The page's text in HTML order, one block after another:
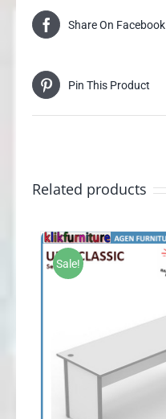
Share On Facebook
Pin This Product
Related products
Sale!